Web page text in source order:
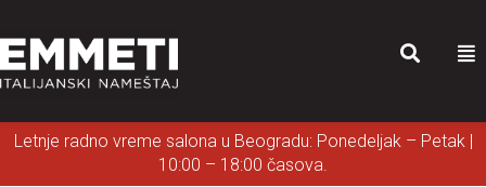
Letnje radno vreme salona u Beogradu: Ponedeljak – Petak |
10:00 – 18:00 časova.